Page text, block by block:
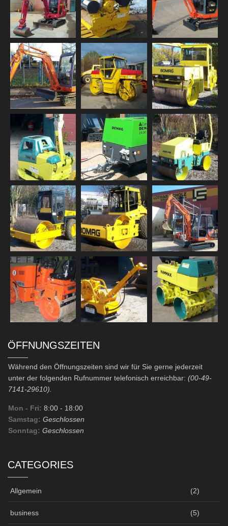
ÖFFNUNGSZEITEN
Während den Öffnungszeiten sind wir für Sie gerne jederzeit
unter der folgenden Rufnummer telefonisch erreichbar: (00-49-
7141-29610).
Mon - Fri: 8:00 - 18:00
Samstag: Geschlossen
Sonntag: Geschlossen
CATEGORIES
Allgemein (2)
business (5)